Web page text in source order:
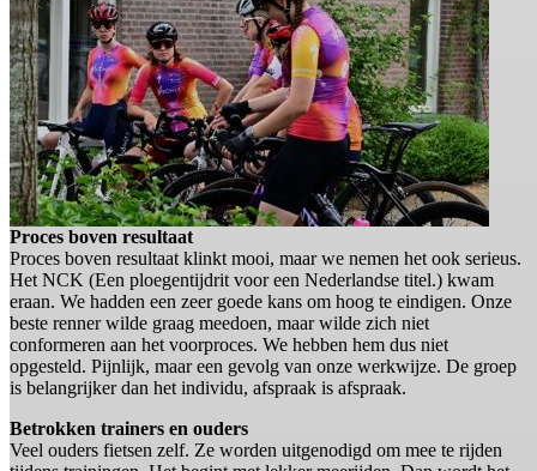
Proces boven resultaat
Proces boven resultaat klinkt mooi, maar we nemen het ook serieus.
Het NCK (Een ploegentijdrit voor een Nederlandse titel.) kwam
eraan. We hadden een zeer goede kans om hoog te eindigen. Onze
beste renner wilde graag meedoen, maar wilde zich niet
conformeren aan het voorproces. We hebben hem dus niet
opgesteld. Pijnlijk, maar een gevolg van onze werkwijze. De groep
is belangrijker dan het individu, afspraak is afspraak.
Betrokken trainers en ouders
Veel ouders fietsen zelf. Ze worden uitgenodigd om mee te rijden